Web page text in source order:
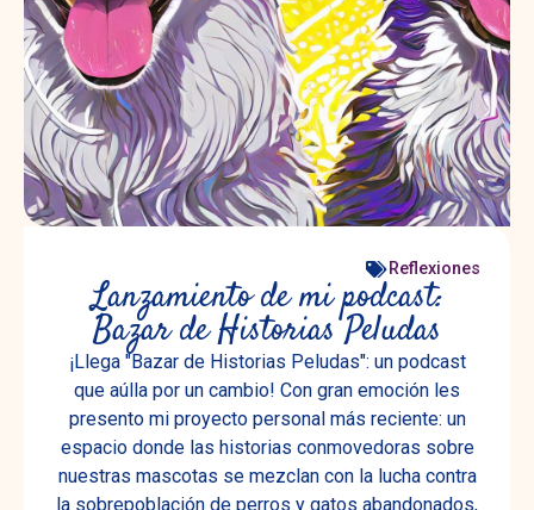
Reflexiones
Lanzamiento de mi podcast:
Bazar de Historias Peludas
¡Llega "Bazar de Historias Peludas": un podcast
que aúlla por un cambio! Con gran emoción les
presento mi proyecto personal más reciente: un
espacio donde las historias conmovedoras sobre
nuestras mascotas se mezclan con la lucha contra
la sobrepoblación de perros y gatos abandonados,